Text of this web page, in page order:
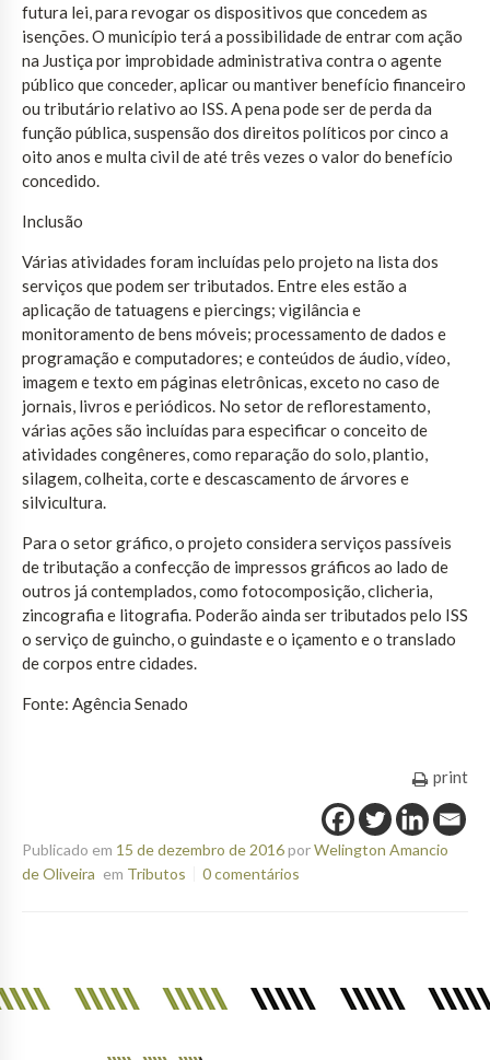
futura lei, para revogar os dispositivos que concedem as
isenções. O município terá a possibilidade de entrar com ação
na Justiça por improbidade administrativa contra o agente
público que conceder, aplicar ou mantiver benefício financeiro
ou tributário relativo ao ISS. A pena pode ser de perda da
função pública, suspensão dos direitos políticos por cinco a
oito anos e multa civil de até três vezes o valor do benefício
concedido.
Inclusão
Várias atividades foram incluídas pelo projeto na lista dos
serviços que podem ser tributados. Entre eles estão a
aplicação de tatuagens e piercings; vigilância e
monitoramento de bens móveis; processamento de dados e
programação e computadores; e conteúdos de áudio, vídeo,
imagem e texto em páginas eletrônicas, exceto no caso de
jornais, livros e periódicos. No setor de reflorestamento,
várias ações são incluídas para especificar o conceito de
atividades congêneres, como reparação do solo, plantio,
silagem, colheita, corte e descascamento de árvores e
silvicultura.
Para o setor gráfico, o projeto considera serviços passíveis
de tributação a confecção de impressos gráficos ao lado de
outros já contemplados, como fotocomposição, clicheria,
zincografia e litografia. Poderão ainda ser tributados pelo ISS
o serviço de guincho, o guindaste e o içamento e o translado
de corpos entre cidades.
Fonte: Agência Senado
print
Publicado em 15 de dezembro de 2016porWelington Amancio
de Oliveira em Tributos 0 comentários